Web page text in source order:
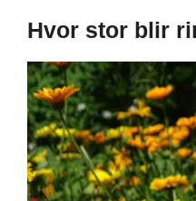
Hvor stor blir